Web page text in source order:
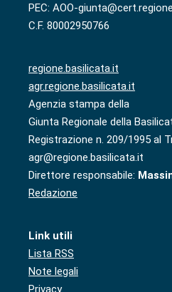
PEC: AOO-
C.F. 80002950766
regione.basilicata.it
agr.regione.basilicata.it
Agenzia stampa della
Giunta Regionale della
Registrazione n. 209/1995 al
agr@regione.basilicata.it
Direttore responsabile:
Redazione
Link utili
Lista RSS
Note legali
Privacy